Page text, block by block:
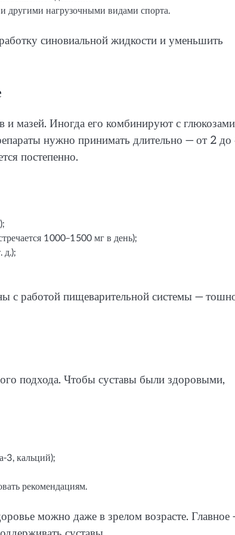
другими нагрузочными видами спорта.
синовиальной жидкости и уменьшить
и мазей. Иногда его комбинируют с
нужно принимать длительно — от 2 до
постепенно.
1000–1500 мг в день);
д.);
с работой пищеварительной системы —
подхода. Чтобы суставы были здоровыми,
3, кальций);
рекомендациям.
можно даже в зрелом возрасте. Главное